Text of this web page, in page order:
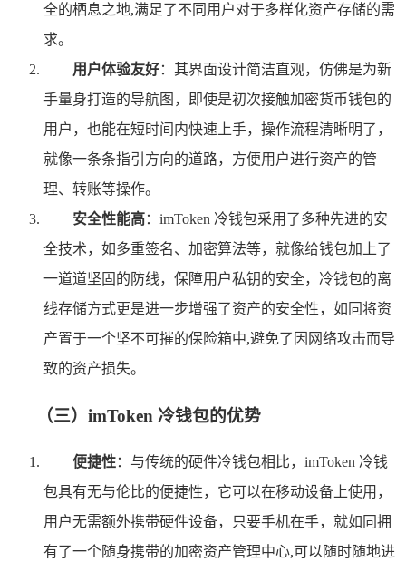
全的栖息之地,满足了不同用户对于多样化资产存储的需
求。
用户体验友好：其界面设计简洁直观，仿佛是为新
手量身打造的导航图，即使是初次接触加密货币钱包的
用户，也能在短时间内快速上手，操作流程清晰明了，
就像一条条指引方向的道路，方便用户进行资产的管
理、转账等操作。
安全性能高：imToken 冷钱包采用了多种先进的安
全技术，如多重签名、加密算法等，就像给钱包加上了
一道道坚固的防线，保障用户私钥的安全，冷钱包的离
线存储方式更是进一步增强了资产的安全性，如同将资
产置于一个坚不可摧的保险箱中,避免了因网络攻击而导
致的资产损失。
（三）imToken 冷钱包的优势
便捷性：与传统的硬件冷钱包相比，imToken 冷钱
包具有无与伦比的便捷性，它可以在移动设备上使用，
用户无需额外携带硬件设备，只要手机在手，就如同拥
有了一个随身携带的加密资产管理中心,可以随时随地进